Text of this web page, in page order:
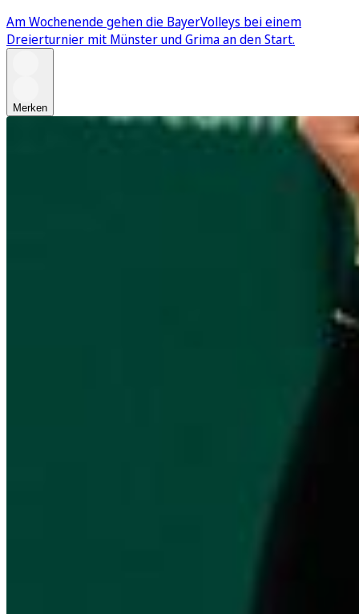
Am Wochenende gehen die BayerVolleys bei einem
Dreierturnier mit Münster und Grima an den Start.
Merken